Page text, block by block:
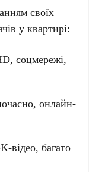
своїх
у квартирі:
соцмережі,
онлайн-
відео, багато